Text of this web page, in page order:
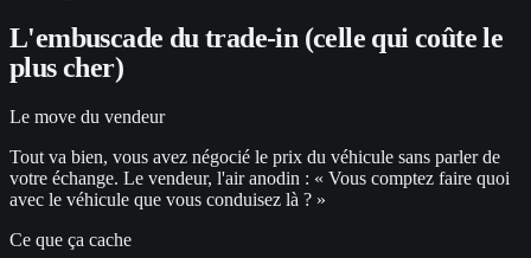
L'embuscade du trade-in (celle qui coûte le
plus cher)
Le move du vendeur
Tout va bien, vous avez négocié le prix du véhicule sans parler de
votre échange. Le vendeur, l'air anodin : « Vous comptez faire quoi
avec le véhicule que vous conduisez là ? »
Ce que ça cache